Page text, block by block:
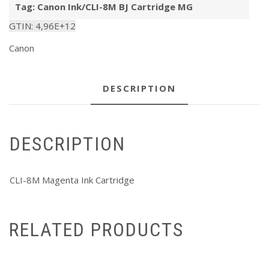
Tag: Canon Ink/CLI-8M BJ Cartridge MG
GTIN: 4,96E+12
Canon
DESCRIPTION
DESCRIPTION
CLI-8M Magenta Ink Cartridge
RELATED PRODUCTS